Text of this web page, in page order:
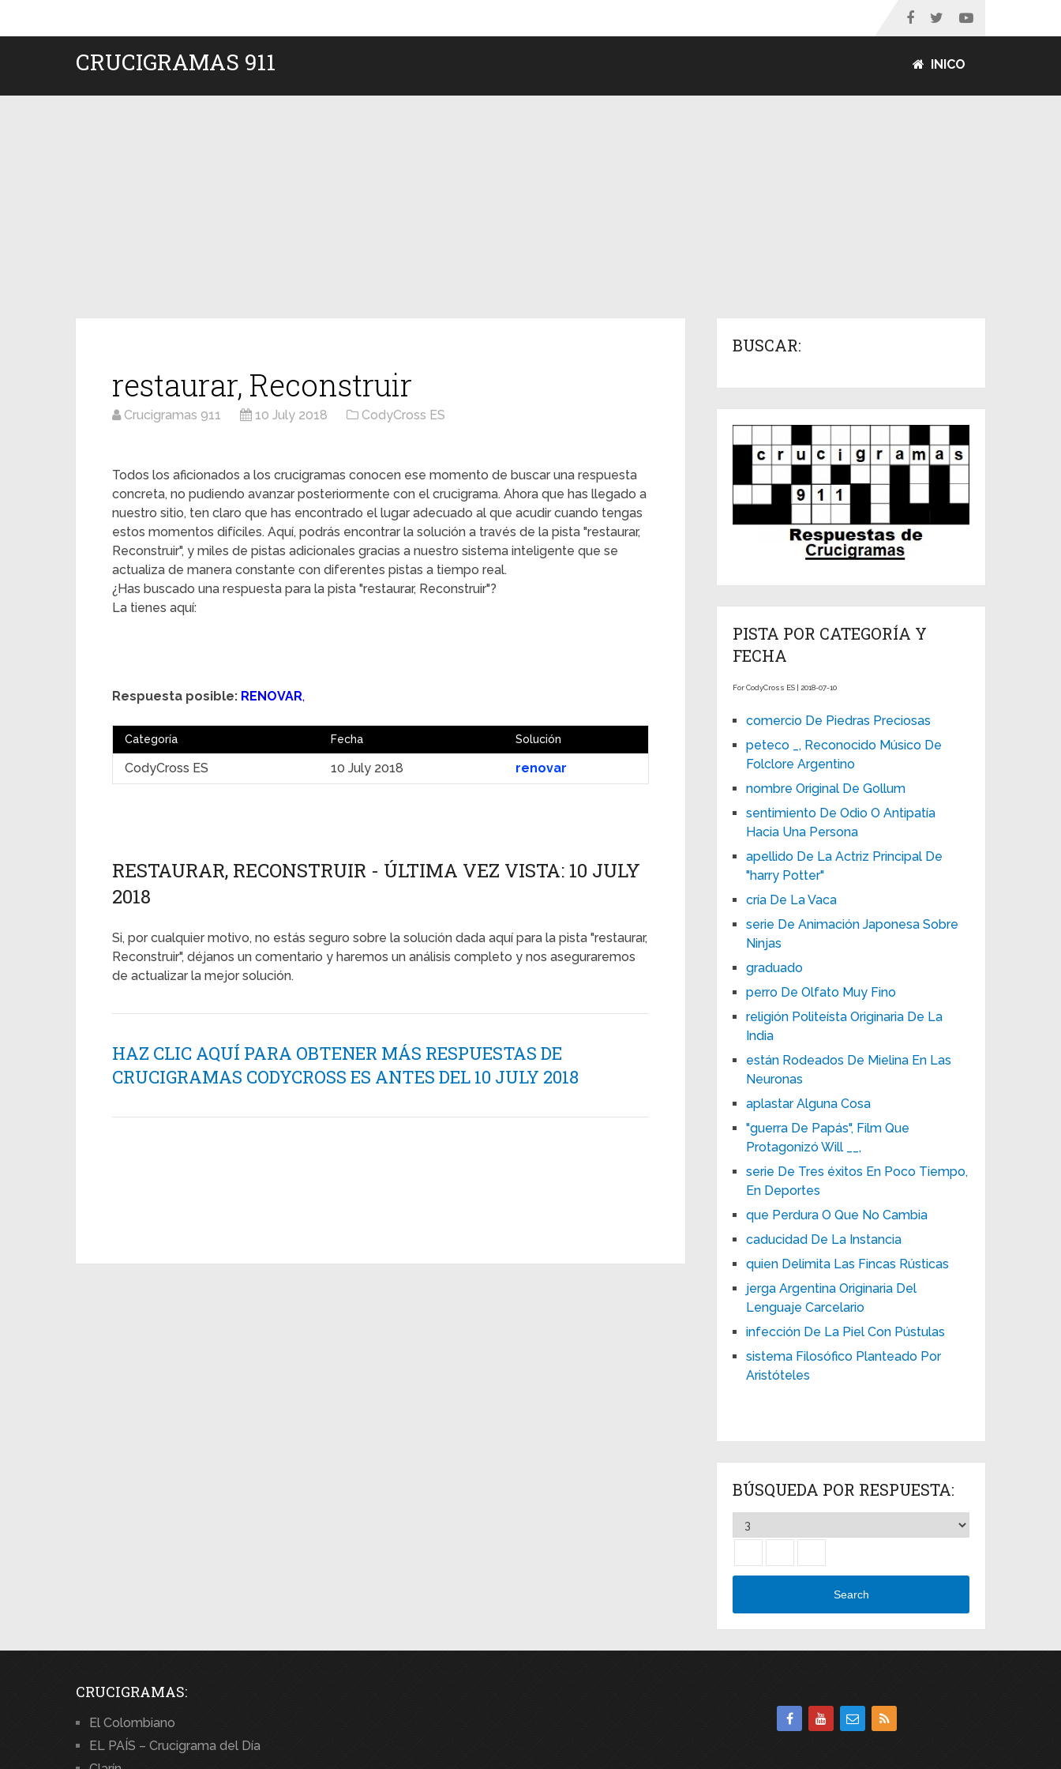
CRUCIGRAMAS 911 INICO
restaurar, Reconstruir
Crucigramas 911 10 July 2018 CodyCross ES
Todos los aficionados a los crucigramas conocen ese momento de buscar una respuesta
concreta, no pudiendo avanzar posteriormente con el crucigrama. Ahora que has llegado a
nuestro sitio, ten claro que has encontrado el lugar adecuado al que acudir cuando tengas
estos momentos difíciles. Aquí, podrás encontrar la solución a través de la pista "restaurar,
Reconstruir", y miles de pistas adicionales gracias a nuestro sistema inteligente que se
actualiza de manera constante con diferentes pistas a tiempo real.
¿Has buscado una respuesta para la pista "restaurar, Reconstruir"?
La tienes aquí:
Respuesta posible: RENOVAR,
Categoría Fecha Solución
CodyCross ES 10 July 2018 renovar
RESTAURAR, RECONSTRUIR - ÚLTIMA VEZ VISTA: 10 JULY
2018
Si, por cualquier motivo, no estás seguro sobre la solución dada aquí para la pista "restaurar,
Reconstruir", déjanos un comentario y haremos un análisis completo y nos aseguraremos
de actualizar la mejor solución.
HAZ CLIC AQUÍ PARA OBTENER MÁS RESPUESTAS DE
CRUCIGRAMAS CODYCROSS ES ANTES DEL 10 JULY 2018
BUSCAR:
PISTA POR CATEGORÍA Y
FECHA
For CodyCross ES | 2018-07-10
comercio De Piedras Preciosas
peteco _, Reconocido Músico De
Folclore Argentino
nombre Original De Gollum
sentimiento De Odio O Antipatía
Hacia Una Persona
apellido De La Actriz Principal De
"harry Potter"
cría De La Vaca
serie De Animación Japonesa Sobre
Ninjas
graduado
perro De Olfato Muy Fino
religión Politeísta Originaria De La
India
están Rodeados De Mielina En Las
Neuronas
aplastar Alguna Cosa
"guerra De Papás", Film Que
Protagonizó Will __,
serie De Tres éxitos En Poco Tiempo,
En Deportes
que Perdura O Que No Cambia
caducidad De La Instancia
quien Delimita Las Fincas Rústicas
jerga Argentina Originaria Del
Lenguaje Carcelario
infección De La Piel Con Pústulas
sistema Filosófico Planteado Por
Aristóteles
BÚSQUEDA POR RESPUESTA:
Search
CRUCIGRAMAS:
El Colombiano
EL PAÍS – Crucigrama del Día